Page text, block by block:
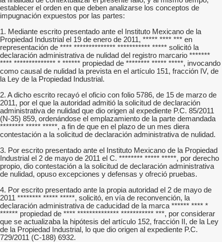
establecer el orden en que deben analizarse los conceptos de
impugnación expuestos por las partes:
1. Mediante escrito presentado ante el Instituto Mexicano de la
Propiedad Industrial el 19 de enero de 2011, ***** **** *** en
representación de **** ************** *********** ***** solicitó la
declaración administrativa de nulidad del registro marcario *******
**** ************** * ****** propiedad de ******** ***** *****, invocando
como causal de nulidad la prevista en el artículo 151, fracción IV, de
la Ley de la Propiedad Industrial.
2. A dicho escrito recayó el oficio con folio 5786, de 15 de marzo de
2011, por el que la autoridad admitió la solicitud de declaración
administrativa de nulidad que dio origen al expediente P.C. 85/2011
(N-35) 859, ordenándose el emplazamiento de la parte demandada
******** ***** *****, a fin de que en el plazo de un mes diera
contestación a la solicitud de declaración administrativa de nulidad.
3. Por escrito presentado ante el Instituto Mexicano de la Propiedad
Industrial el 2 de mayo de 2011 el C. ******** ***** *****, por derecho
propio, dio contestación a la solicitud de declaración administrativa
de nulidad, opuso excepciones y defensas y ofreció pruebas.
4. Por escrito presentado ante la propia autoridad el 2 de mayo de
2011 ******** ***** *****, solicitó, en vía de reconvención, la
declaración administrativa de caducidad de la marca ****** **** *
****** propiedad de **** ************** *********** ***, por considerar
que se actualizaba la hipótesis del artículo 152, fracción II, de la Ley
de la Propiedad Industrial, lo que dio origen al expediente P.C.
729/2011 (C-188) 6932.